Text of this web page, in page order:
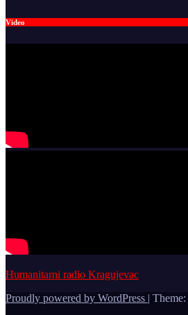
Video
Humanitarni radio Kragujevac
Proudly powered by WordPress | Theme: